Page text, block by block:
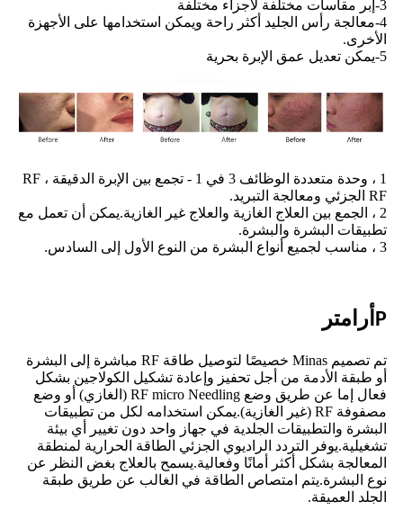
3-إبر مقاسات مختلفة لأجزاء مختلفة
4-معالجة رأس الجليد أكثر راحة ويمكن استخدامها على الأجهزة
الأخرى.
5-يمكن تعديل عمق الإبرة بحرية
1 ، وحدة متعددة الوظائف 3 في 1 - تجمع بين الإبرة الدقيقة RF ،
RF الجزئي ومعالجة التبريد.
2 ، الجمع بين العلاج الغازية والعلاج غير الغازية.يمكن أن تعمل مع
تطبيقات البشرة والبشرة.
3 ، مناسب لجميع أنواع البشرة من النوع الأول إلى السادس.
P أرامتر
تم تصميم Minas خصيصًا لتوصيل طاقة RF مباشرة إلى البشرة
أو طبقة الأدمة من أجل تحفيز وإعادة تشكيل الكولاجين بشكل
فعال إما عن طريق وضع RF micro Needling (الغازي) أو وضع
مصفوفة RF (غير الغازية).يمكن استخدامه لكل من تطبيقات
البشرة والتطبيقات الجلدية في جهاز واحد دون تغيير أي بيئة
تشغيلية.يوفر التردد الراديوي الجزئي الطاقة الحرارية لمنطقة
المعالجة بشكل أكثر أمانًا وفعالية.يسمح بالعلاج بغض النظر عن
نوع البشرة.يتم امتصاص الطاقة في الغالب عن طريق طبقة
الجلد العميقة.